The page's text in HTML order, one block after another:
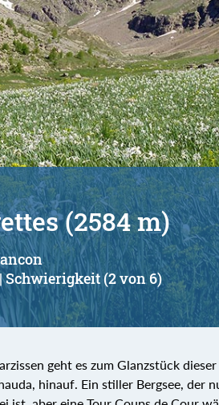
von
Kondition
von
(2584 m)
Schwierigkeit (2 von 6)
geht es zum Glanzstück
hinauf. Ein stiller Bergsee, der